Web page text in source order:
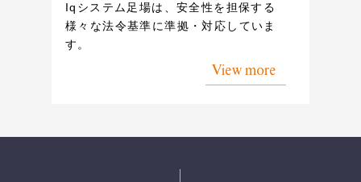
Iqシステム足場は、安全性を担保する
様々な法令基準に準拠・対応していま
す。
View more